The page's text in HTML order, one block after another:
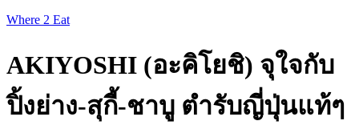
Where 2 Eat
AKIYOSHI (อะคิโยชิ) จุใจกับ
ปิ้งย่าง-สุกี้-ชาบู ตำรับญี่ปุ่นแท้ๆ